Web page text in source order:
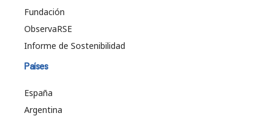
Fundación
ObservaRSE
Informe de Sostenibilidad
Países
España
Argentina